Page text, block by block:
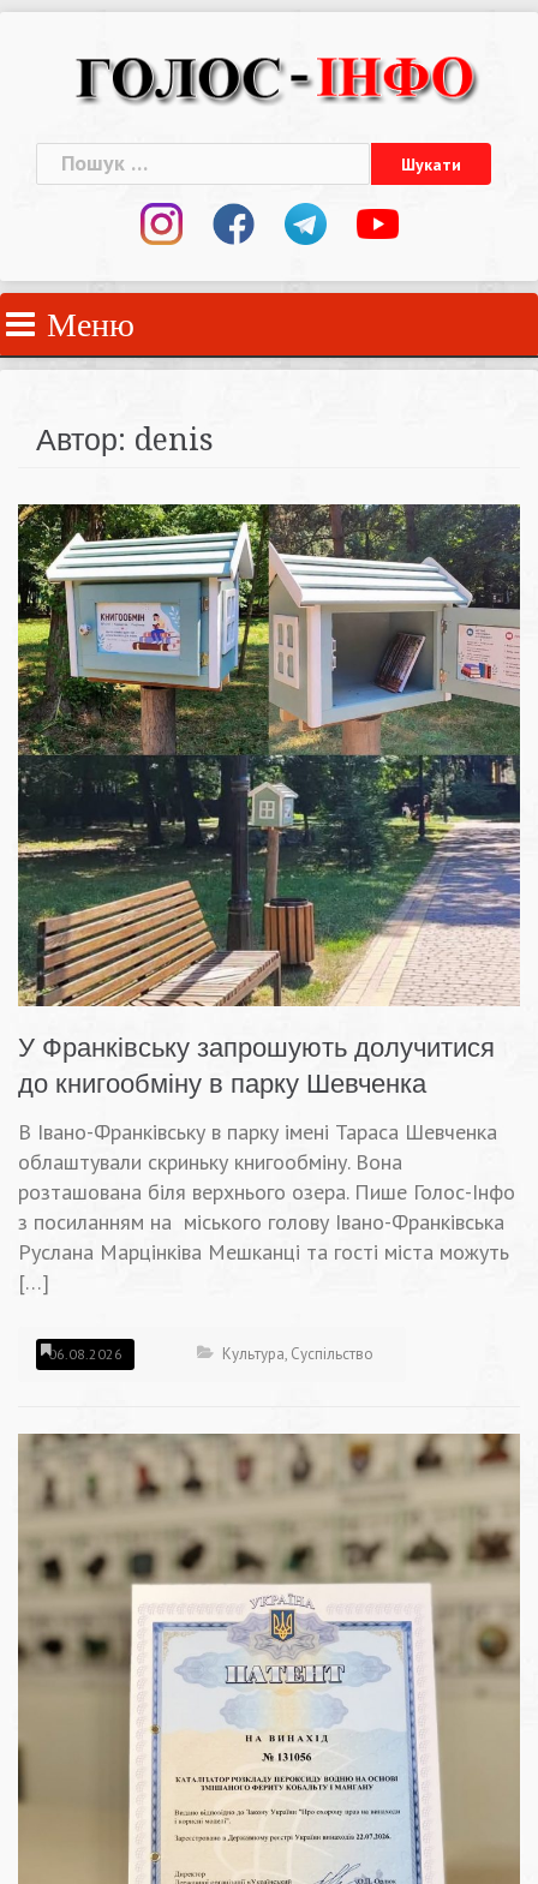
Пошук:
Меню
Автор: denis
У Франківську запрошують долучитися
до книгообміну в парку Шевченка
В Івано-Франківську в парку імені Тараса Шевченка
облаштували скриньку книгообміну. Вона
розташована біля верхнього озера. Пише Голос-Інфо
з посиланням на міського голову Івано-Франківська
Руслана Марцінківа Мешканці та гості міста можуть
[…]
06.08.2026 Культура, Суспільство